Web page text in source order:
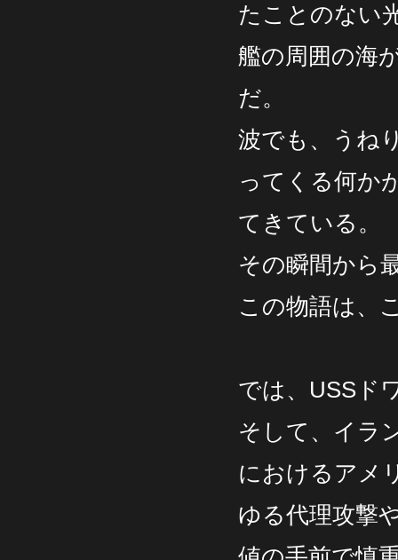
たことのない
艦の周囲の海
だ。
波でも、うね
ってくる何か
てきている。
その瞬間から
この物語は、
では、USSド
そして、イラ
におけるアメ
ゆる代理攻撃